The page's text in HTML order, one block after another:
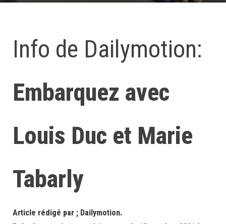
Info de Dailymotion:
Embarquez avec
Louis Duc et Marie
Tabarly
Article rédigé par ; Dailymotion.